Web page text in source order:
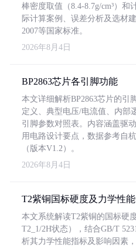
棒密度取值（8.4-8.7g/cm³）和
际计算案例、误差分析及选材
2007等国家标准。
2026年8月4日
BP2863芯片各引脚功能
本文详细解析BP2863芯片的引
定义、典型电压/电流值、内部
引脚参数对照表。内容涵盖驱
用电路设计要点，数据参考自
（版本V1.2）。
2026年8月4日
T2紫铜国标硬度及力学性
本文系统解读T2紫铜的国标硬
T2_1/2H状态），结合GB/T
析其力学性能指标及影响因素